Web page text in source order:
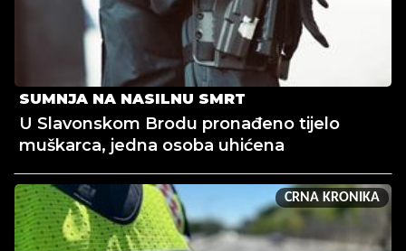
SUMNJA NA NASILNU SMRT
U Slavonskom Brodu pronađeno tijelo
muškarca, jedna osoba uhićena
CRNA KRONIKA